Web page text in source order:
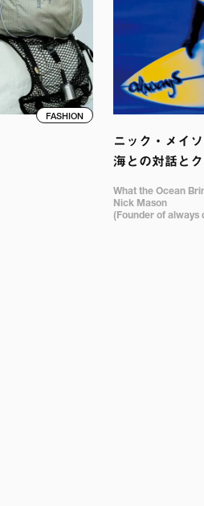
FASHION
ニック・メイ
海との対話と
What the Ocean
Nick Mason
(Founder of always